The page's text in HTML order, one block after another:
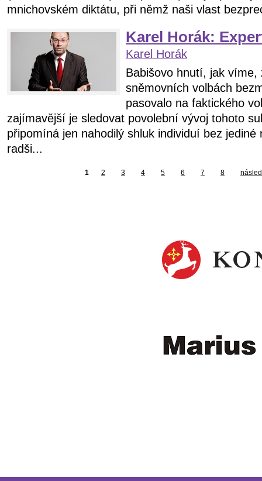
mnichovském diktátu, při němž naši vlast
Karel Horák:
Karel Horák
Babišovo hnutí, jak
sněmovních volbách
pasovalo na faktického
zajímavější je sledovat povolební vývoj tohoto
připomíná jen nahodilý shluk individuí bez jediné
radši...
1 2 3 4 5 6 7 8